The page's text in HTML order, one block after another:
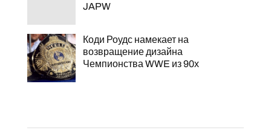
JAPW
Коди Роудс намекает на
возвращение дизайна
Чемпионства WWE из 90х